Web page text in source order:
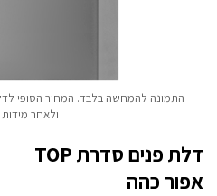
דלת פנים סדרת TOP
אפור כהה
התמונה להמחשה בלבד. המחיר הסופי
ולאחר מידות